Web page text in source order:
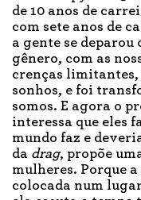
de 10 anos de
com sete anos de
a gente se deparou
gênero, com as
crenças limitantes,
sonhos, e foi
somos. E agora o
interessa que eles
mundo faz e
da drag, propõe
mulheres. Porque
colocada num